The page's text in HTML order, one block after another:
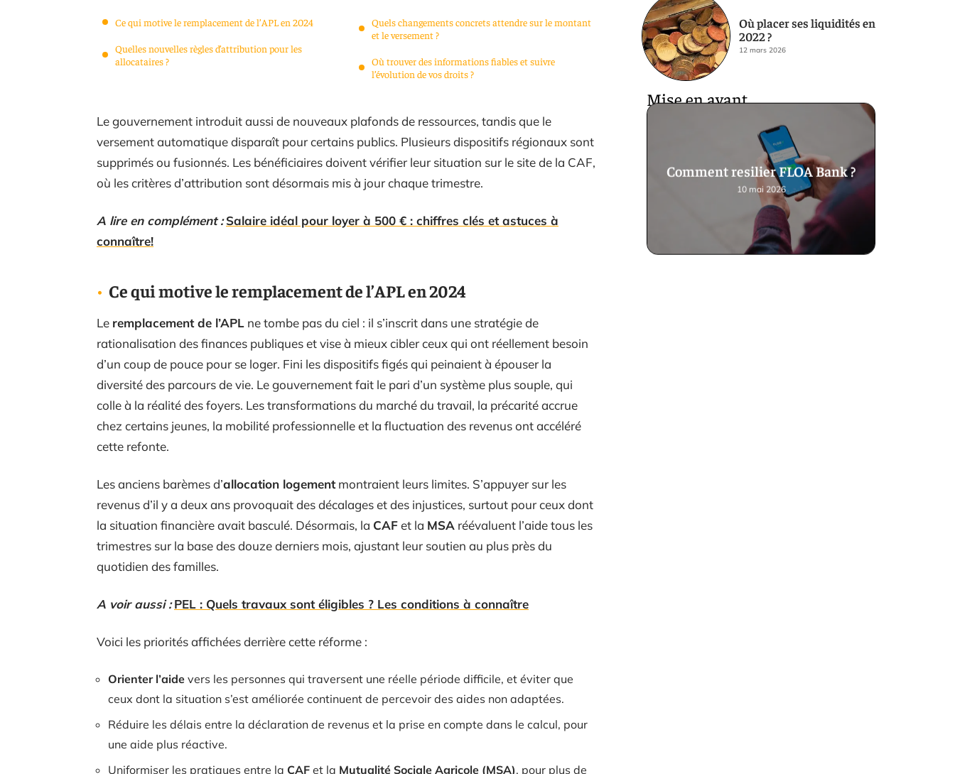
Ce qui motive le remplacement de l’APL en 2024
Quelles nouvelles règles d’attribution pour les
allocataires ?
Quels changements concrets attendre sur le montant
et le versement ?
Où trouver des informations fiables et suivre
l’évolution de vos droits ?
Le gouvernement introduit aussi de nouveaux plafonds de ressources, tandis que le
versement automatique disparaît pour certains publics. Plusieurs dispositifs régionaux sont
supprimés ou fusionnés. Les bénéficiaires doivent vérifier leur situation sur le site de la CAF,
où les critères d’attribution sont désormais mis à jour chaque trimestre.
A lire en complément : Salaire idéal pour loyer à 500 € : chiffres clés et astuces à
connaître!
Ce qui motive le remplacement de l’APL en 2024
Le remplacement de l’APL ne tombe pas du ciel : il s’inscrit dans une stratégie de
rationalisation des finances publiques et vise à mieux cibler ceux qui ont réellement besoin
d’un coup de pouce pour se loger. Fini les dispositifs figés qui peinaient à épouser la
diversité des parcours de vie. Le gouvernement fait le pari d’un système plus souple, qui
colle à la réalité des foyers. Les transformations du marché du travail, la précarité accrue
chez certains jeunes, la mobilité professionnelle et la fluctuation des revenus ont accéléré
cette refonte.
Les anciens barèmes d’allocation logementmontraient leurs limites. S’appuyer sur les
revenus d’il y a deux ans provoquait des décalages et des injustices, surtout pour ceux dont
la situation financière avait basculé. Désormais, la CAFet la MSA réévaluent l’aide tous les
trimestres sur la base des douze derniers mois, ajustant leur soutien au plus près du
quotidien des familles.
A voir aussi : PEL : Quels travaux sont éligibles ? Les conditions à connaître
Voici les priorités affichées derrière cette réforme :
Orienter l’aide vers les personnes qui traversent une réelle période difficile, et éviter que
ceux dont la situation s’est améliorée continuent de percevoir des aides non adaptées.
Réduire les délais entre la déclaration de revenus et la prise en compte dans le calcul, pour
une aide plus réactive.
Uniformiser les pratiques entre la CAF et la Mutualité Sociale Agricole (MSA), pour plus de
Où placer ses liquidités en
2022 ?
12 mars 2026
Mise en avant
Comment resilier FLOA Bank ?
10 mai 2026